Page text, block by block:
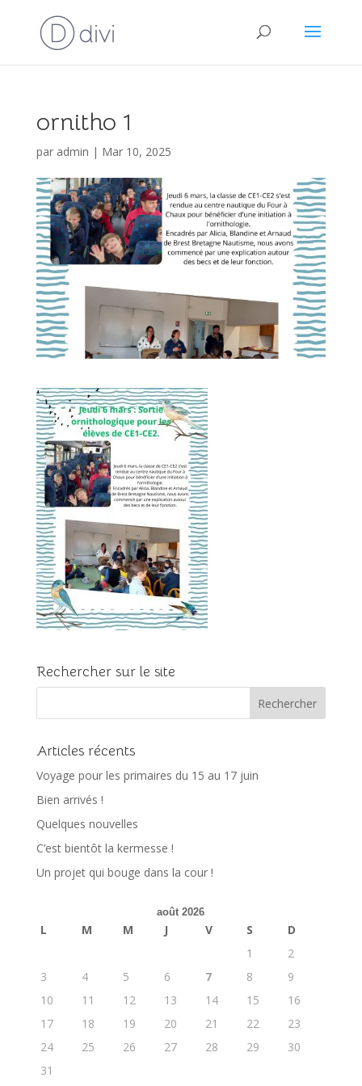
ornitho 1
par admin | Mar 10, 2025
Rechercher sur le site
Articles récents
Voyage pour les primaires du 15 au 17 juin
Bien arrivés !
Quelques nouvelles
C’est bientôt la kermesse !
Un projet qui bouge dans la cour !
août 2026
L M M J V S
D
1
2
3
4 5 6 7 8
9
10
11 12 13 14 15
16
17
18 19 20 21 22
23
24
25 26 27 28 29
30
31